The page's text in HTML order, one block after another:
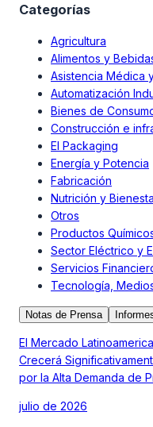
Categorías
Agricultura
Alimentos y
Asistencia Médica
Automatización
Bienes de
Construcción e
El Packaging
Energía y Potencia
Fabricación
Nutrición y
Otros
Productos
Sector Eléctrico y
Servicios
Tecnología,
Notas de Prensa
El Mercado
Crecerá
por la Alta Demanda de
julio de 2026